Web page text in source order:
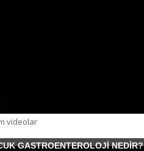
videolar
GASTROENTEROLOJİ NEDİR?